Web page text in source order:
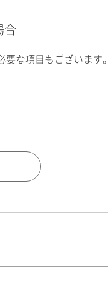
所検索
合
な項目もございます。